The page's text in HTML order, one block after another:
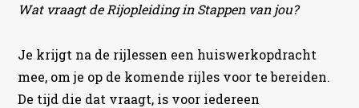
Wat vraagt de Rijopleiding in Stappen van jou?
Je krijgt na de rijlessen een huiswerkopdracht
mee, om je op de komende rijles voor te bereiden.
De tijd die dat vraagt, is voor iedereen